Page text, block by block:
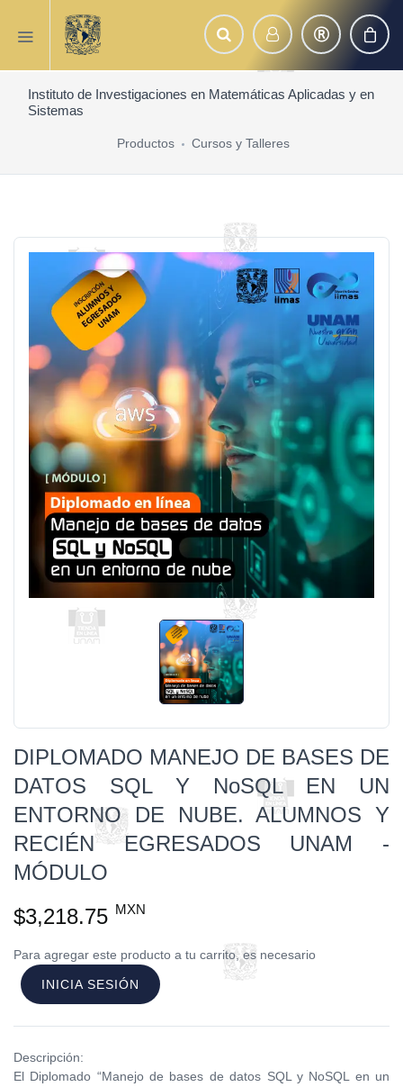
Instituto de Investigaciones en Matemáticas Aplicadas y en
Sistemas
Productos Cursos y Talleres
DIPLOMADO MANEJO DE BASES DE
DATOS SQL Y NoSQL EN UN
ENTORNO DE NUBE. ALUMNOS Y
RECIÉN EGRESADOS UNAM -
MÓDULO
$3,218.75 MXN
Para agregar este producto a tu carrito, es necesario
INICIA SESIÓN
Descripción:
El Diplomado “Manejo de bases de datos SQL y NoSQL en un